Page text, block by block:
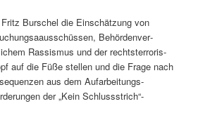
Burschel die Ein­schätzung von
Behör­den­ver­
Ras­sis­mus und der recht­ster­ror­is­
auf die Füße stellen und die Frage nach
aus dem Aufar­beitungs-
der „Kein Schlussstrich“-